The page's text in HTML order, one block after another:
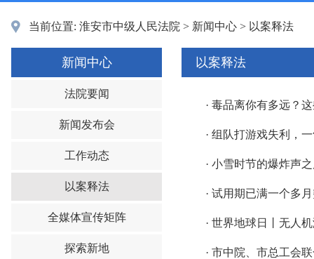
当前位置: 淮安市中级人民法院 > 新闻中心 > 以案释法
新闻中心
法院要闻
新闻发布会
工作动态
以案释法
全媒体宣传矩阵
探索新地
以案释法
· 毒品离你有多远？
· 组队打游戏失利，
· 小雪时节的爆炸声之
· 试用期已满一个多
· 世界地球日丨无人
· 市中院、市总工会